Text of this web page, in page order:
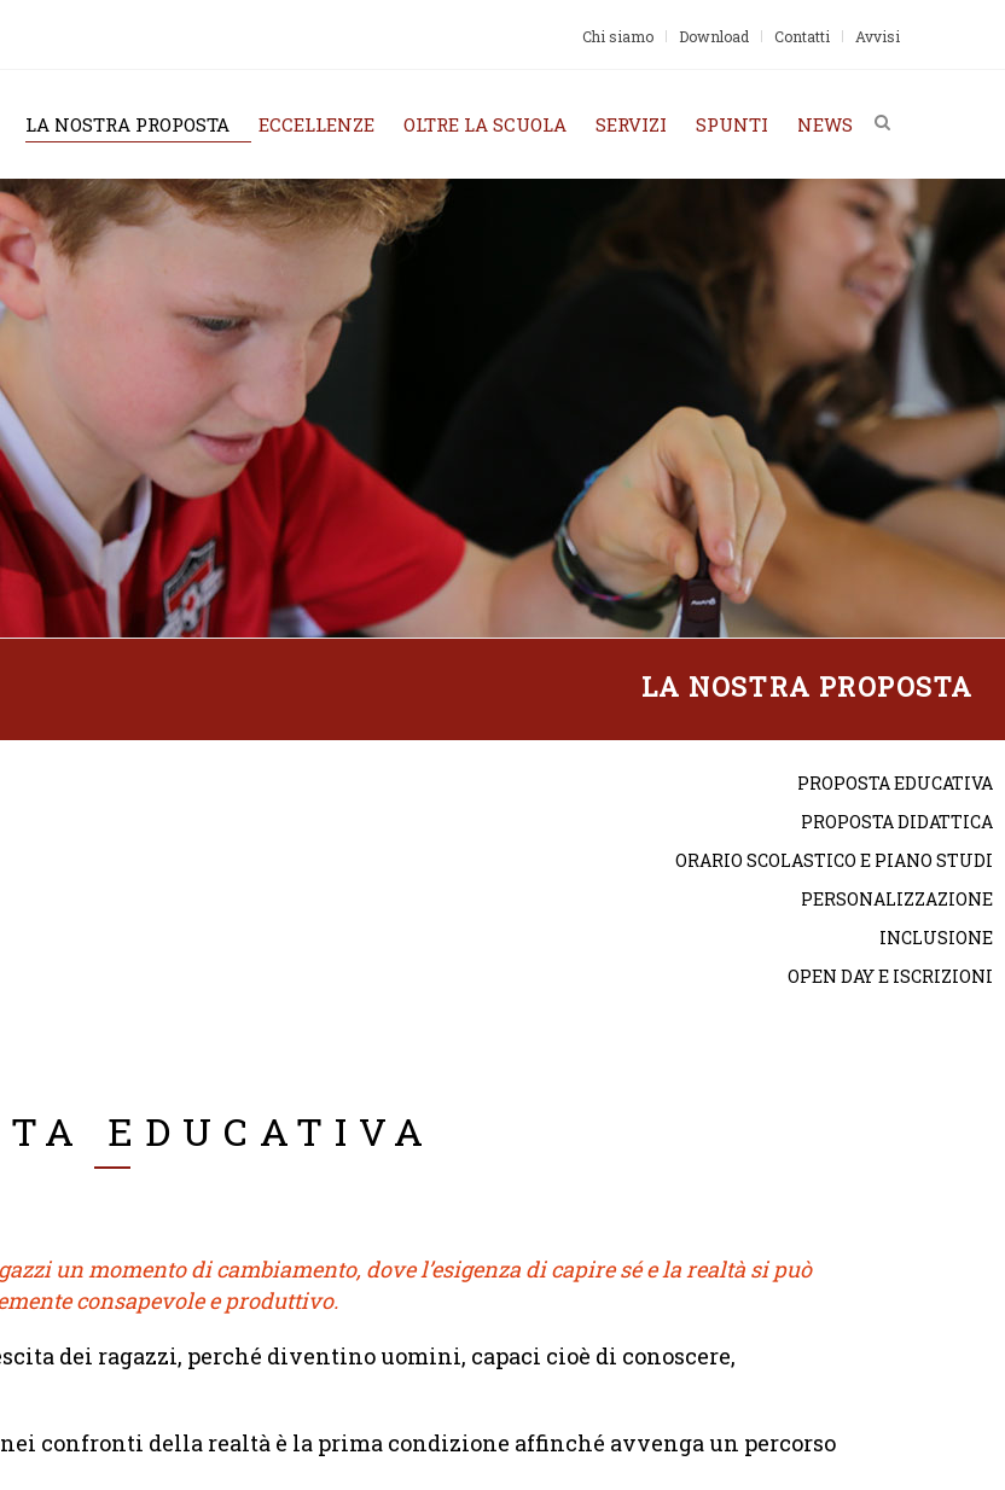
Chi siamo Download Contatti Avvisi
LA NOSTRA PROPOSTA ECCELLENZE OLTRE LA SCUOLA SERVIZI SPUNTI NEWS
LA NOSTRA PROPOSTA
PROPOSTA EDUCATIVA
PROPOSTA DIDATTICA
ORARIO SCOLASTICO E PIANO STUDI
PERSONALIZZAZIONE
INCLUSIONE
OPEN DAY E ISCRIZIONI
EDUCATIVA
un momento di cambiamento, dove l’esigenza di capire sé e la realtà si può
consapevole e produttivo.
dei ragazzi, perché diventino uomini, capaci cioè di conoscere,
confronti della realtà è la prima condizione affinché avvenga un percorso